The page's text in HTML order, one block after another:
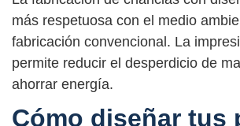
más respetuosa con el medio
fabricación convencional. La
permite reducir el desperdicio de
ahorrar energía.
Cómo diseñar tus